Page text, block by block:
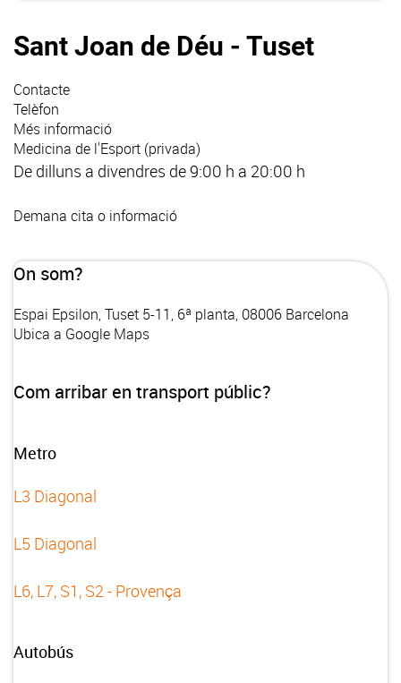
Sant Joan de Déu - Tuset
Contacte
Telèfon
Més informació
Medicina de l'Esport (privada)
De dilluns a divendres de 9:00 h a 20:00 h
Demana cita o informació
On som?
Espai Epsilon, Tuset 5-11, 6ª planta, 08006 Barcelona
Ubica a Google Maps
Com arribar en transport públic?
Metro
L3 Diagonal
L5 Diagonal
L6, L7, S1, S2 - Provença
Autobús